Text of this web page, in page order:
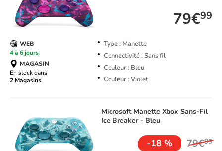
79€99
Type : Manette
Connectivité : Sans fil
Couleur : Bleu
Couleur : Violet
WEB
4 à 6 jours
MAGASIN
En stock dans
2 Magasins
Microsoft Manette Xbox Sans-Fil
Ice Breaker - Bleu
-18 % 79€99